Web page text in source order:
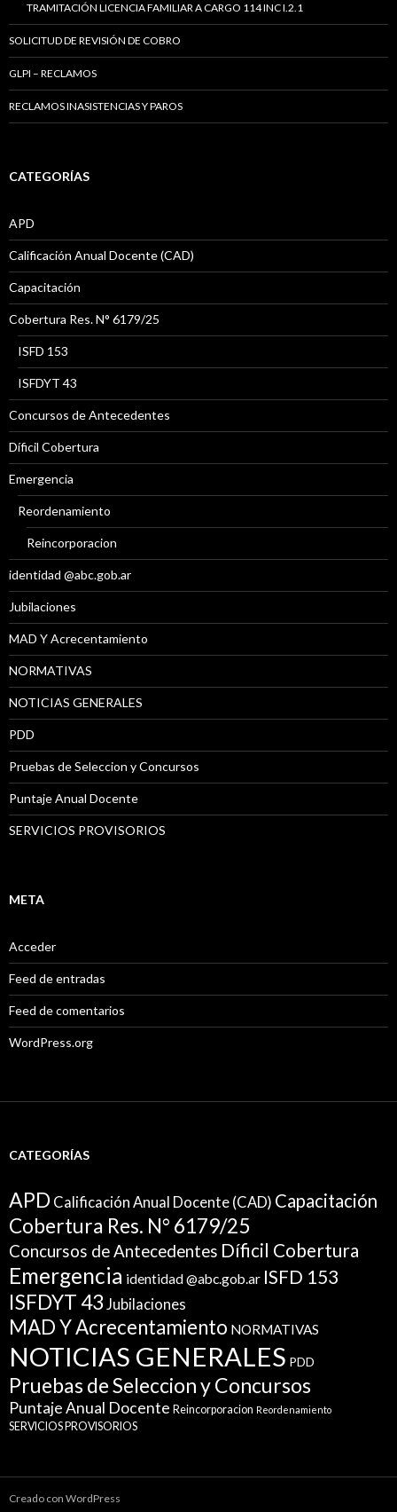
TRAMITACIÓN LICENCIA FAMILIAR A CARGO 114 INC I.2.1
SOLICITUD DE REVISIÓN DE COBRO
GLPI – RECLAMOS
RECLAMOS INASISTENCIAS Y PAROS
CATEGORÍAS
APD
Calificación Anual Docente (CAD)
Capacitación
Cobertura Res. N° 6179/25
ISFD 153
ISFDYT 43
Concursos de Antecedentes
Díficil Cobertura
Emergencia
Reordenamiento
Reincorporacion
identidad @abc.gob.ar
Jubilaciones
MAD Y Acrecentamiento
NORMATIVAS
NOTICIAS GENERALES
PDD
Pruebas de Seleccion y Concursos
Puntaje Anual Docente
SERVICIOS PROVISORIOS
META
Acceder
Feed de entradas
Feed de comentarios
WordPress.org
CATEGORÍAS
APD Calificación Anual Docente (CAD) Capacitación
Cobertura Res. N° 6179/25
Concursos de Antecedentes Díficil Cobertura
Emergencia identidad @abc.gob.ar ISFD 153
ISFDYT 43 Jubilaciones
MAD Y Acrecentamiento NORMATIVAS
NOTICIAS GENERALES PDD
Pruebas de Seleccion y Concursos
Puntaje Anual Docente Reincorporacion Reordenamiento
SERVICIOS PROVISORIOS
Creado con WordPress